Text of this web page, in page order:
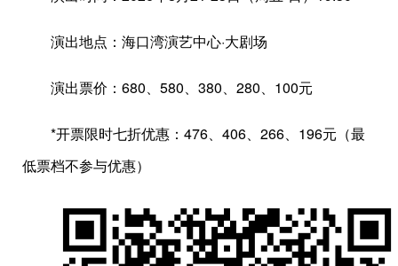
演出地点：海口湾演艺中心·大剧场
演出票价：680、580、380、280、100元
*开票限时七折优惠：476、406、266、196元（最
低票档不参与优惠）